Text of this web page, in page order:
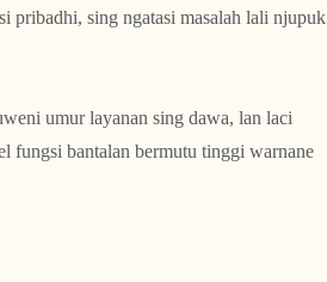
pribadhi, sing ngatasi masalah lali njupuk
umur layanan sing dawa, lan laci
fungsi bantalan bermutu tinggi warnane